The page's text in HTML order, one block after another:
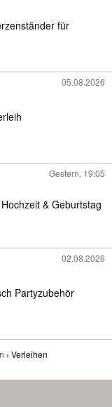
für
05.08.2026
Gestern, 19:05
& Geburtstag
02.08.2026
Partyzubehör
Verleihen